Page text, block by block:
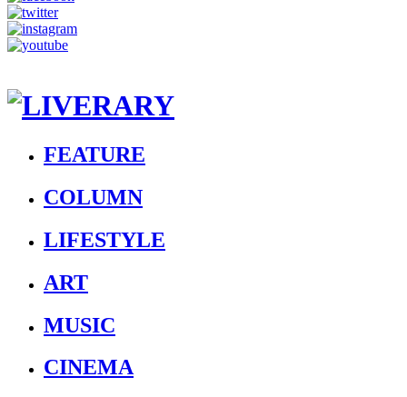
FEATURE
COLUMN
LIFESTYLE
ART
MUSIC
CINEMA